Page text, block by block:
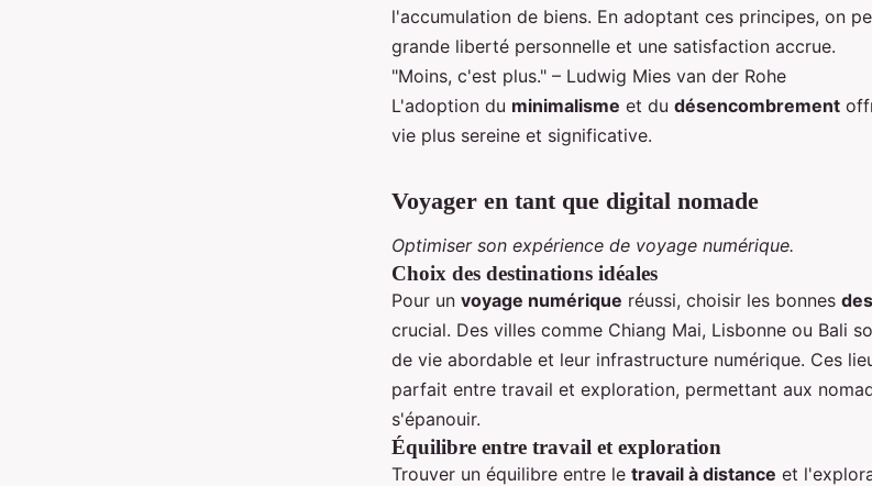
l'accumulation de biens. En adoptant ces principes, on
grande liberté personnelle et une satisfaction accrue.
"Moins, c'est plus." – Ludwig Mies van der Rohe
L'adoption du minimalisme et du désencombrement
vie plus sereine et significative.
Voyager en tant que digital nomade
Optimiser son expérience de voyage numérique.
Choix des destinations idéales
Pour un voyage numérique réussi, choisir les bonnes
crucial. Des villes comme Chiang Mai, Lisbonne ou Bali
de vie abordable et leur infrastructure numérique. Ces
parfait entre travail et exploration, permettant aux
s'épanouir.
Équilibre entre travail et exploration
Trouver un équilibre entre le travail à distance et